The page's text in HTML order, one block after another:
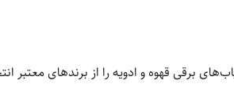
برقی قهوه و ادویه را از برندهای